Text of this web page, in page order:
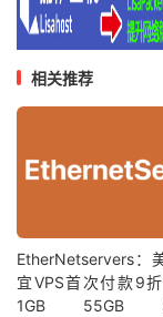
相关推荐
EtherNetservers：
宜VPS首次付款9
1GB 55GB